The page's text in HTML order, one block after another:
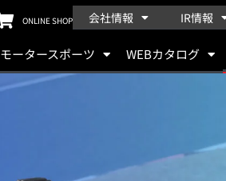
ONLINE SHOP 会社情報 IR情報
モータースポーツ WEBカタログ